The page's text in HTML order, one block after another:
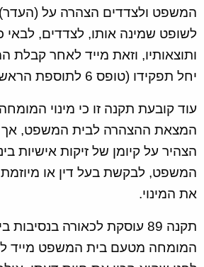
המשפט ולצדדים הצהרה על (העדר)
לשופט שמינה אותו, לצדדים, לבאי
ותוצאותיו, וזאת מייד לאחר קבלת
יחל תפקידו (טופס 6 לתוספת הראשונה לתקנות סד"א).
עוד קובעת תקנה זו כי מינוי
המצאת ההצהרה לבית המשפט,
הצהיר על קיומן של זיקות אישיות
המשפט, לבקשת בעל דין או
את המינוי.
תקנה 89 עוסקת לכאורה בנסיבות
המומחה מטעם בית המשפט מייד